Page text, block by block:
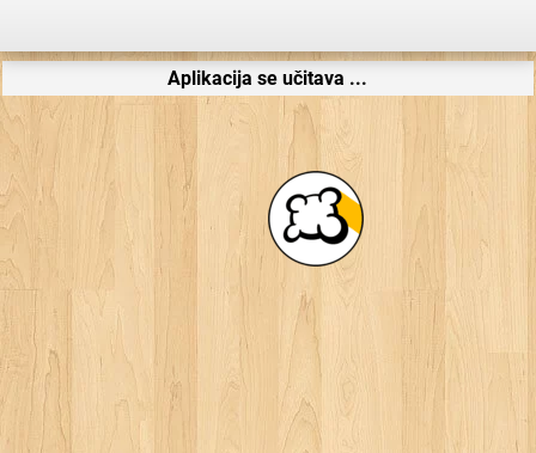
Aplikacija se učitava ...